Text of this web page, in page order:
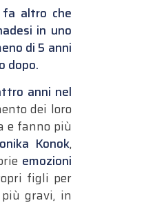
fa altro che
in uno
di 5 anni
dopo.
anni nel
dei loro
e fanno più
Konok,
emozioni
figli per
gravi, in